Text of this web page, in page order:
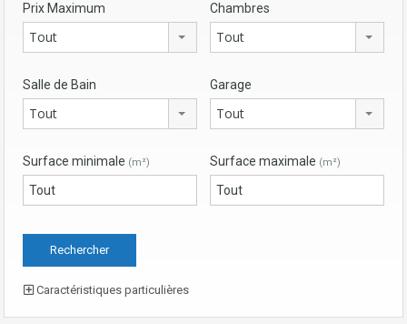
Prix Maximum
Tout
Chambres
Tout
Salle de Bain
Tout
Garage
Tout
Surface minimale (m²) Surface maximale (m²)
Caractéristiques particulières